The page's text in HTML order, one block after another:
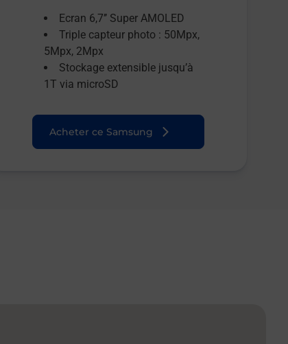
Ecran 6,7’’ Super AMOLED
Triple capteur photo : 50Mpx,
5Mpx, 2Mpx
Stockage extensible jusqu’à
1T via microSD
Acheter ce Samsung